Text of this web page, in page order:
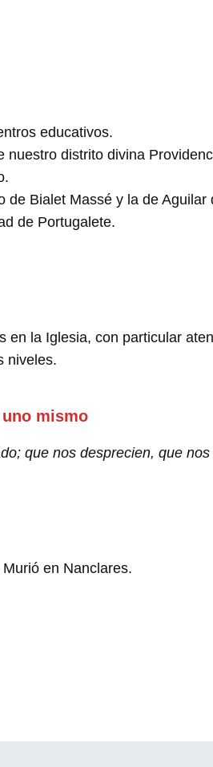
educativos.
nuestro distrito divina
Bialet Massé y la de Aguilar
de Portugalete.
la Iglesia, con particular
niveles.
mismo
que nos desprecien, que
en Nanclares.